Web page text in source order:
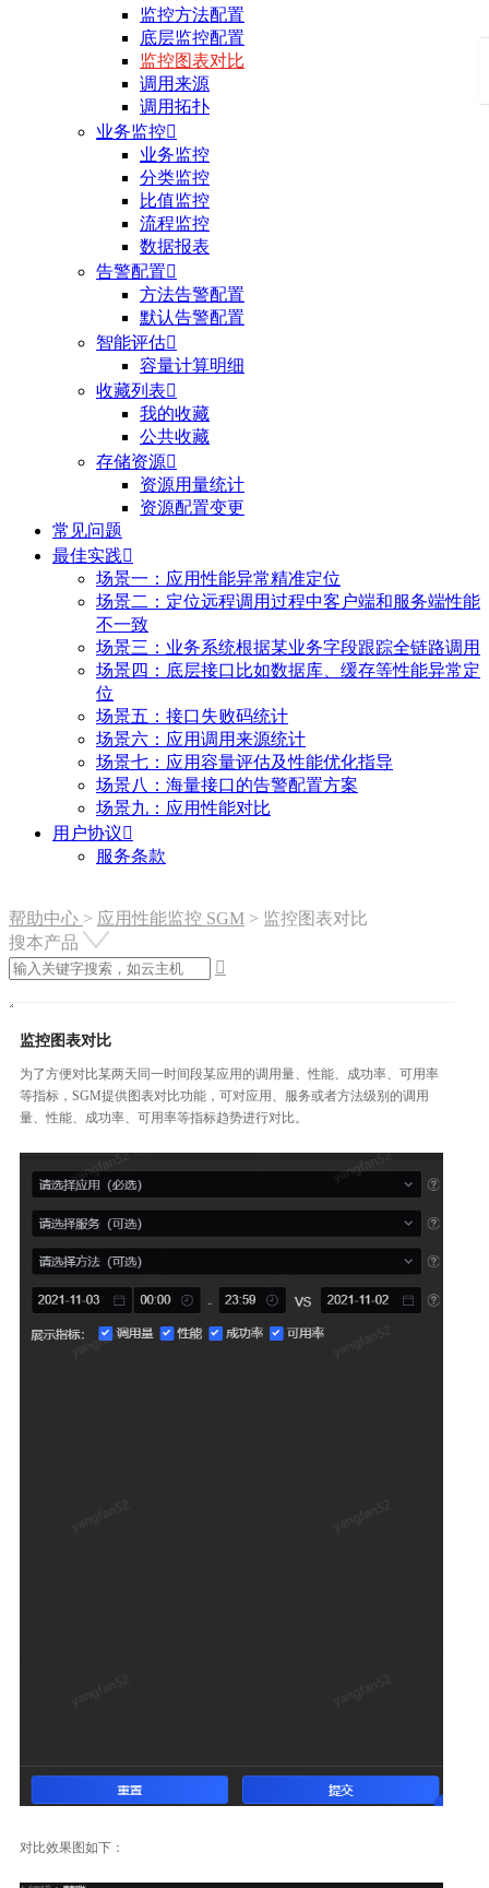
监控方法配置
底层监控配置
监控图表对比
调用来源
调用拓扑
业务监控
业务监控
分类监控
比值监控
流程监控
数据报表
告警配置
方法告警配置
默认告警配置
智能评估
容量计算明细
收藏列表
我的收藏
公共收藏
存储资源
资源用量统计
资源配置变更
常见问题
最佳实践
场景一：应用性能异常精准定位
场景二：定位远程调用过程中客户端和服务端性能
不一致
场景三：业务系统根据某业务字段跟踪全链路调用
场景四：底层接口比如数据库、缓存等性能异常定
位
场景五：接口失败码统计
场景六：应用调用来源统计
场景七：应用容量评估及性能优化指导
场景八：海量接口的告警配置方案
场景九：应用性能对比
用户协议
服务条款
帮助中心 > 应用性能监控 SGM > 监控图表对比
搜本产品

监控图表对比
为了方便对比某两天同一时间段某应用的调用量、性能、成功率、可用率
等指标，SGM提供图表对比功能，可对应用、服务或者方法级别的调用
量、性能、成功率、可用率等指标趋势进行对比。
对比效果图如下：